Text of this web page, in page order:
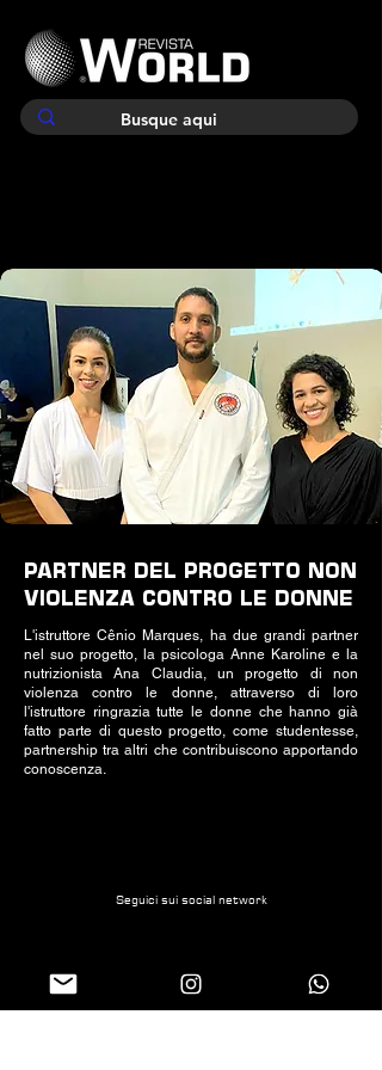
PARTNER DEL PROGETTO NON
VIOLENZA CONTRO LE DONNE
L'istruttore Cênio Marques, ha due grandi partner
nel suo progetto, la psicologa Anne Karoline e la
nutrizionista Ana Claudia, un progetto di non
violenza contro le donne, attraverso di loro
l'istruttore ringrazia tutte le donne che hanno già
fatto parte di questo progetto, come studentesse,
partnership tra altri che contribuiscono apportando
conoscenza.
Seguici sui social network